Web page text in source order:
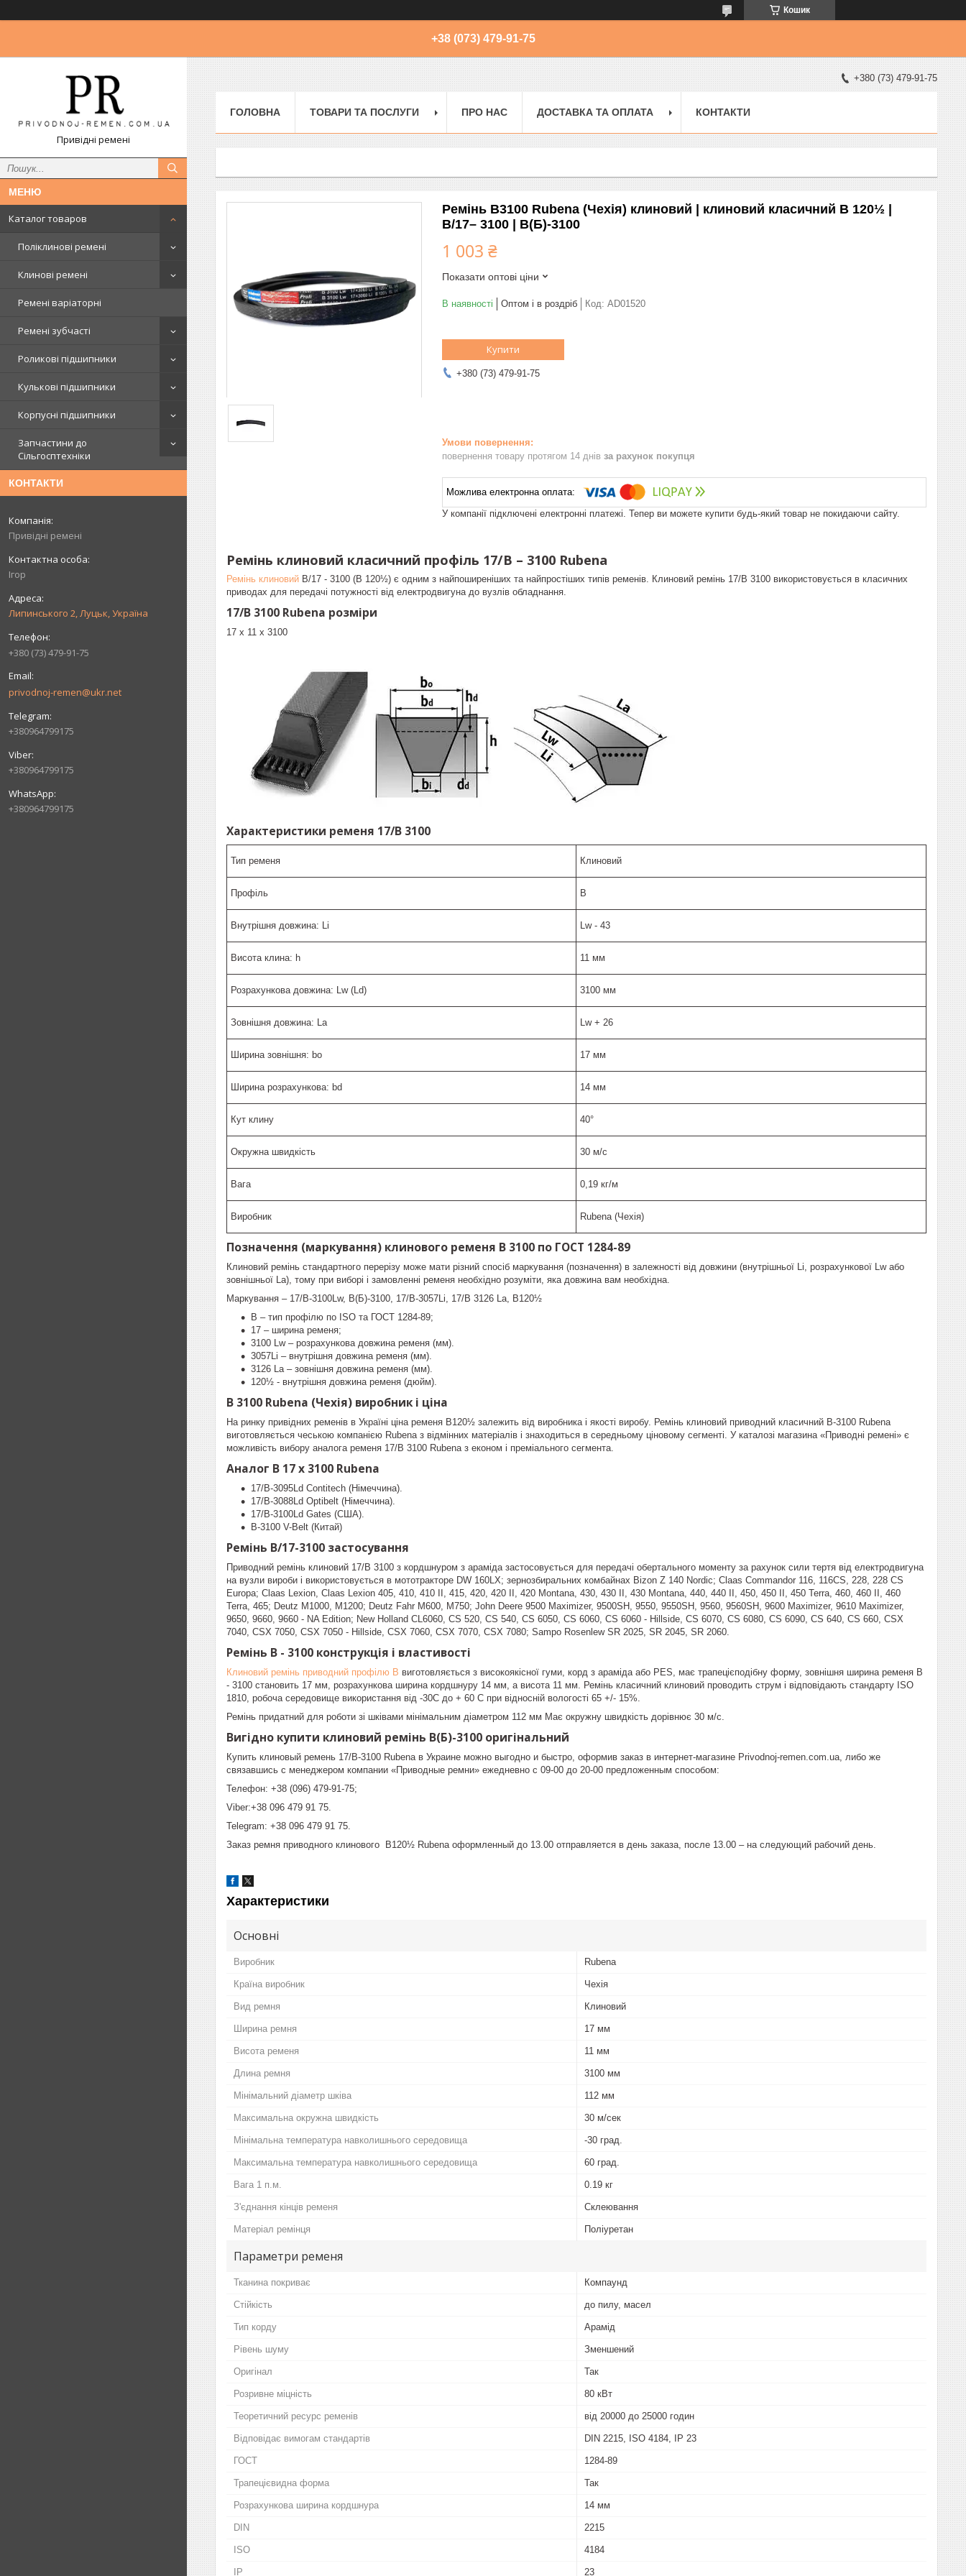
Кошик
+38 (073) 479-91-75
Привідні ремені
Каталог товаров
Поліклинові ремені
Клинові ремені
Ремені варіаторні
Ремені зубчасті
Роликові підшипники
Кулькові підшипники
Корпусні підшипники
Запчастини до
Сільгосптехніки
КОНТАКТИ
Привідні ремені
Ігор
Липинського 2, Луцьк, Україна
+380 (73) 479-91-75
privodnoj-remen@ukr.net
+380964799175
+380964799175
+380964799175
+380 (73) 479-91-75
ГОЛОВНА ТОВАРИ ТА ПОСЛУГИ ПРО НАС ДОСТАВКА ТА ОПЛАТА КОНТАКТИ
Ремінь B3100 Rubena (Чехія) клиновий | клиновий класичний B 120½ |
B/17– 3100 | В(Б)-3100
1 003 ₴
Показати оптові ціни
В наявності Оптом і в роздріб Код: AD01520
Купити
+380 (73) 479-91-75
повернення товару протягом 14 днів за рахунок покупця
У компанії підключені електронні платежі. Тепер ви можете купити будь-який товар не покидаючи сайту.
Ремінь клиновий класичний профіль 17/B – 3100 Rubena
Ремінь клиновий B/17 - 3100 (B 120½) є одним з найпоширеніших та найпростіших типів ременів. Клиновий ремінь 17/B 3100 використовується в класичних
приводах для передачі потужності від електродвигуна до вузлів обладнання.
17/B 3100 Rubena розміри
17 х 11 х 3100
Характеристики ременя 17/B 3100
Тип ременя Клиновий
Профіль B
Внутрішня довжина: Li Lw - 43
Висота клина: h 11 мм
Розрахункова довжина: Lw (Ld) 3100 мм
Зовнішня довжина: La Lw + 26
Ширина зовнішня: bo 17 мм
Ширина розрахункова: bd 14 мм
Кут клину 40°
Окружна швидкість 30 м/с
Вага 0,19 кг/м
Виробник Rubena (Чехія)
Позначення (маркування) клинового ременя B 3100 по ГОСТ 1284-89
Клиновий ремінь стандартного перерізу може мати різний спосіб маркування (позначення) в залежності від довжини (внутрішньої Li, розрахункової Lw або
зовнішньої La), тому при виборі і замовленні ременя необхідно розуміти, яка довжина вам необхідна.
Маркування – 17/B-3100Lw, B(Б)-3100, 17/B-3057Li, 17/B 3126 La, B120½
B – тип профілю по ISO та ГОСТ 1284-89;
17 – ширина ременя;
3100 Lw – розрахункова довжина ременя (мм).
3057Li – внутрішня довжина ременя (мм).
3126 La – зовнішня довжина ременя (мм).
120½ - внутрішня довжина ременя (дюйм).
B 3100 Rubena (Чехія) виробник і ціна
На ринку привідних ременів в Україні ціна ременя B120½ залежить від виробника і якості виробу. Ремінь клиновий приводний класичний B-3100 Rubena
виготовляється чеською компанією Rubena з відмінних матеріалів і знаходиться в середньому ціновому сегменті. У каталозі магазина «Приводні ремені» є
можливість вибору аналога ременя 17/B 3100 Rubena з економ і преміального сегмента.
Аналог B 17 x 3100 Rubena
17/B-3095Ld Contitech (Німеччина).
17/B-3088Ld Optibelt (Німеччина).
17/B-3100Ld Gates (США).
B-3100 V-Belt (Китай)
Ремінь B/17-3100 застосування
Приводний ремінь клиновий 17/B 3100 з кордшнуром з араміда застосовується для передачі обертального моменту за рахунок сили тертя від електродвигуна
на вузли вироби і використовується в мототракторе DW 160LX; зернозбиральних комбайнах Bizon Z 140 Nordic; Claas Commandor 116, 116CS, 228, 228 CS
Europa; Claas Lexion, Claas Lexion 405, 410, 410 II, 415, 420, 420 II, 420 Montana, 430, 430 II, 430 Montana, 440, 440 II, 450, 450 II, 450 Terra, 460, 460 II, 460
Terra, 465; Deutz M1000, M1200; Deutz Fahr M600, M750; John Deere 9500 Maximizer, 9500SH, 9550, 9550SH, 9560, 9560SH, 9600 Maximizer, 9610 Maximizer,
9650, 9660, 9660 - NA Edition; New Holland CL6060, CS 520, CS 540, CS 6050, CS 6060, CS 6060 - Hillside, CS 6070, CS 6080, CS 6090, CS 640, CS 660, CSX
7040, CSX 7050, CSX 7050 - Hillside, CSX 7060, CSX 7070, CSX 7080; Sampo Rosenlew SR 2025, SR 2045, SR 2060.
Ремінь B - 3100 конструкція і властивості
Клиновий ремінь приводний профілю B виготовляється з високоякісної гуми, корд з араміда або PES, має трапецієподібну форму, зовнішня ширина ременя B
- 3100 становить 17 мм, розрахункова ширина кордшнуру 14 мм, а висота 11 мм. Ремінь класичний клиновий проводить струм і відповідають стандарту ISO
1810, робоча середовище використання від -30С до + 60 С при відносній вологості 65 +/- 15%.
Ремінь придатний для роботи зі шківами мінімальним діаметром 112 мм Має окружну швидкість дорівнює 30 м/с.
Вигідно купити клиновий ремінь B(Б)-3100 оригінальний
Купить клиновый ремень 17/B-3100 Rubena в Украине можно выгодно и быстро, оформив заказ в интернет-магазине Рrivodnoj-remen.com.ua, либо же
связавшись с менеджером компании «Приводные ремни» ежедневно с 09-00 до 20-00 предложенным способом:
Телефон: +38 (096) 479-91-75;
Viber:+38 096 479 91 75.
Telegram: +38 096 479 91 75.
Заказ ремня приводного клинового B120½ Rubena оформленный до 13.00 отправляется в день заказа, после 13.00 – на следующий рабочий день.
Характеристики
Основні
Виробник Rubena
Країна виробник Чехія
Вид ремня Клиновий
Ширина ремня 17 мм
Висота ременя 11 мм
Длина ремня 3100 мм
Мінімальний діаметр шківа 112 мм
Максимальна окружна швидкість 30 м/сек
Мінімальна температура навколишнього середовища -30 град.
Максимальна температура навколишнього середовища 60 град.
Вага 1 п.м. 0.19 кг
З'єднання кінців ременя Склеювання
Матеріал ремінця Поліуретан
Параметри ременя
Тканина покриває Компаунд
Стійкість до пилу, масел
Тип корду Арамід
Рівень шуму Зменшений
Оригінал Так
Розривне міцність 80 кВт
Теоретичний ресурс ременів від 20000 до 25000 годин
Відповідає вимогам стандартів DIN 2215, ISO 4184, IP 23
ГОСТ 1284-89
Трапецієвидна форма Так
Розрахункова ширина кордшнура 14 мм
DIN 2215
ISO 4184
IP 23